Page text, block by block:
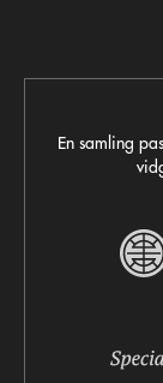
En samling